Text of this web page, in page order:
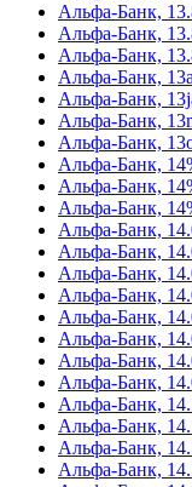
Альфа-Банк,
Альфа-Банк,
Альфа-Банк,
Альфа-Банк,
Альфа-Банк,
Альфа-Банк,
Альфа-Банк,
Альфа-Банк,
Альфа-Банк,
Альфа-Банк,
Альфа-Банк,
Альфа-Банк,
Альфа-Банк,
Альфа-Банк,
Альфа-Банк,
Альфа-Банк,
Альфа-Банк,
Альфа-Банк,
Альфа-Банк,
Альфа-Банк,
Альфа-Банк,
Альфа-Банк,